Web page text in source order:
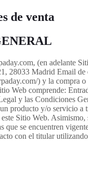
de venta
(en adelante
28033 Madrid Email de
) y la compra
Web comprende:
y las Condiciones
producto y/o servicio a
Sitio Web.
que se encuentren
con el titular